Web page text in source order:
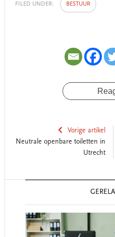
FILED UNDER: BESTUUR
Vorige artikel
Neutrale openbare toiletten in
Utrecht